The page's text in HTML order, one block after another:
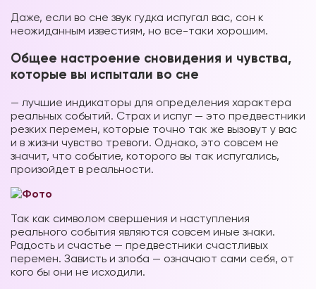
Даже, если во сне звук гудка испугал вас, сон к
неожиданным известиям, но все-таки хорошим.
Общее настроение сновидения и чувства,
которые вы испытали во сне
— лучшие индикаторы для определения характера
реальных событий. Страх и испуг — это предвестники
резких перемен, которые точно так же вызовут у вас
и в жизни чувство тревоги. Однако, это совсем не
значит, что событие, которого вы так испугались,
произойдет в реальности.
Так как символом свершения и наступления
реального события являются совсем иные знаки.
Радость и счастье — предвестники счастливых
перемен. Зависть и злоба — означают сами себя, от
кого бы они не исходили.